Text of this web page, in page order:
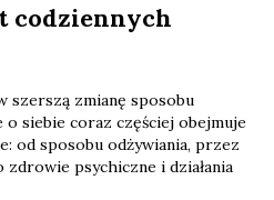
codziennych
szerszą zmianę sposobu
o siebie coraz częściej obejmuje
od sposobu odżywiania, przez
psychiczne i działania